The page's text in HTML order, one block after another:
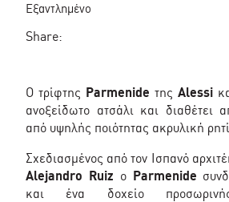
was:
€21,60.
Εξαντλημένο
Share:
Ο τρίφτης Parmenide της Alessi
ανοξείδωτο ατσάλι και διαθέτει
από υψηλής ποιότητας ακρυλική
Σχεδιασμένος από τον Ισπανό
Alejandro Ruiz ο Parmenide
και ένα δοχείο